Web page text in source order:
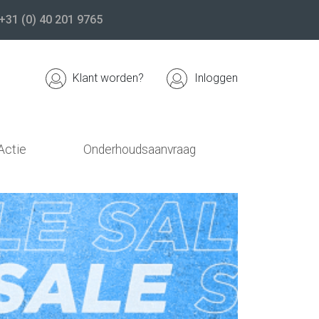
(0) 40 201 9765
Klant worden? Inloggen
Onderhoudsaanvraag